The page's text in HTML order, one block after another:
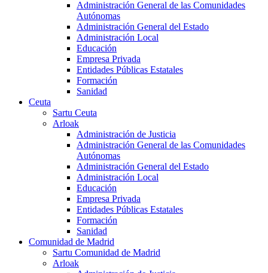
Administración General de las Comunidades
Autónomas
Administración General del Estado
Administración Local
Educación
Empresa Privada
Entidades Públicas Estatales
Formación
Sanidad
Ceuta
Sartu Ceuta
Arloak
Administración de Justicia
Administración General de las Comunidades
Autónomas
Administración General del Estado
Administración Local
Educación
Empresa Privada
Entidades Públicas Estatales
Formación
Sanidad
Comunidad de Madrid
Sartu Comunidad de Madrid
Arloak